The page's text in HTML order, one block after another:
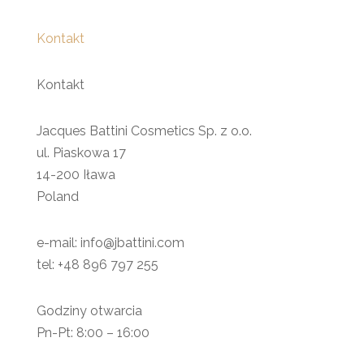
Kontakt
Kontakt
Jacques Battini Cosmetics Sp. z o.o.
ul. Piaskowa 17
14-200 Iława
Poland
e-mail: info@jbattini.com
tel: +48 896 797 255
Godziny otwarcia
Pn-Pt: 8:00 – 16:00